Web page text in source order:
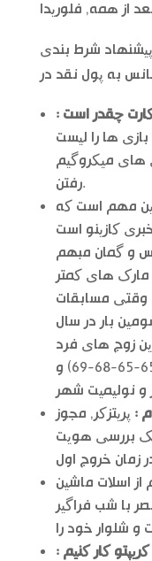
شرط بندی
کارت چقدر است :
ها را لیست
های میکروگیم
رفتن.
مهم است که
کازینو است
و گمان مبهم
مارک های کمتر
وقتی مسابقات
بار در سال
این زوج های فرد
بودند که دوره را روشن کردند (65-65-68-69) و
: پریتزکر, مجوز
یک بررسی هویت
اسلات ماشین
با شب فراگیر
کار کنیم :